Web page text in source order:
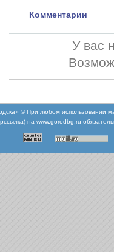
Комментарии
У вас
© При любом использовании
на www.gorodbg.ru